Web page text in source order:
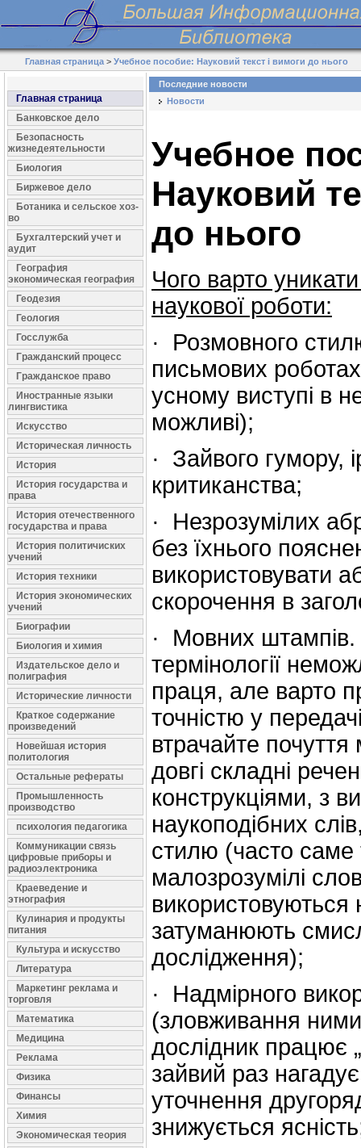
Главная страница >Учебное пособие: Науковий текст і вимоги до нього
Главная страница
Банковское дело
Безопасность
жизнедеятельности
Биология
Биржевое дело
Ботаника и сельское хоз-
во
Бухгалтерский учет и
аудит
География
экономическая география
Геодезия
Геология
Госслужба
Гражданский процесс
Гражданское право
Иностранные языки
лингвистика
Искусство
Историческая личность
История
История государства и
права
История отечественного
государства и права
История политичиских
учений
История техники
История экономических
учений
Биографии
Биология и химия
Издательское дело и
полиграфия
Исторические личности
Краткое содержание
произведений
Новейшая история
политология
Остальные рефераты
Промышленность
производство
психология педагогика
Коммуникации связь
цифровые приборы и
радиоэлектроника
Краеведение и
этнография
Кулинария и продукты
питания
Культура и искусство
Литература
Маркетинг реклама и
торговля
Математика
Медицина
Реклама
Физика
Финансы
Химия
Экономическая теория
Последние новости
Новости
Учебное
Науковий
до нього
Чого варто
наукової роботи:
· Розмовного
письмових
усному виступі в
можливі);
· Зайвого гумору,
критиканства;
· Незрозумілих
без їхнього
використовувати
скорочення в
· Мовних штампів.
термінології
праця, але варто
точністю у
втрачайте почуття
довгі складні
конструкціями, з
наукоподібних
стилю (часто саме
малозрозумілі
затуманюють
дослідження);
· Надмірного
(зловживання
дослідник працює
зайвий раз
уточнення
знижується